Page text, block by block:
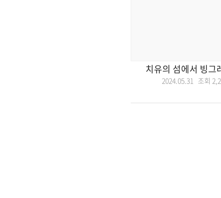
치유의 섬에서 빙그
2024.05.31 조회